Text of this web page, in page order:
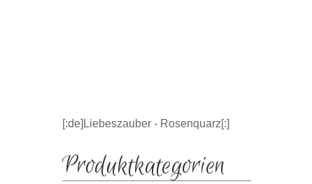
[:de]Liebeszauber - Rosenquarz[:]
Produktkategorien